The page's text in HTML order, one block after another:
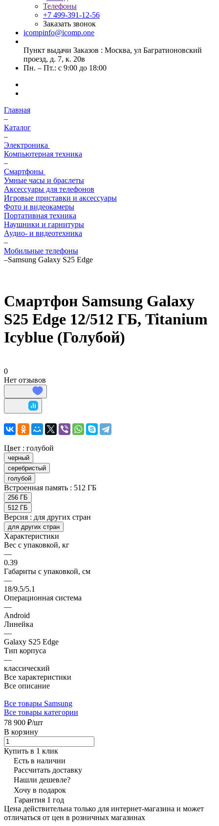
Телефоны
+7 499-391-12-56
Заказать звонок
icompinfo@icomp.one
Пункт выдачи Заказов : Москва, ул Багратионовский
проезд, д. 7, к. 20в
Пн. – Пт.: с 9:00 до 18:00
Главная
–
Каталог
–
Электроника
Компьютерная техника
–
Смартфоны
Умные часы и браслеты
Аксессуары для телефонов
Игровые приставки и аксессуары
Фото и видеокамеры
Портативная техника
Наушники и гарнитуры
Аудио- и видеотехника
–
Мобильные телефоны
–Samsung Galaxy S25 Edge
Смартфон Samsung Galaxy
S25 Edge 12/512 ГБ, Titanium
Icyblue (Голубой)
0
Нет отзывов
Цвет : голубой
черный
серебристый
голубой
Встроенная память : 512 ГБ
256 ГБ
512 ГБ
Версия : для других стран
для других стран
Характеристики
Вес с упаковкой, кг
—
0.39
Габариты с упаковкой, см
—
18/9.5/5.1
Операционная система
—
Android
Линейка
—
Galaxy S25 Edge
Тип корпуса
—
классический
Все характеристики
Все описание
Все товары Samsung
Все товары категории
78 900 ₽/шт
В корзину
Купить в 1 клик
Есть в наличии
Рассчитать доставку
Нашли дешевле?
Хочу в подарок
Гарантия 1 год
Цена действительна только для интернет-магазина и может
отличаться от цен в розничных магазинах